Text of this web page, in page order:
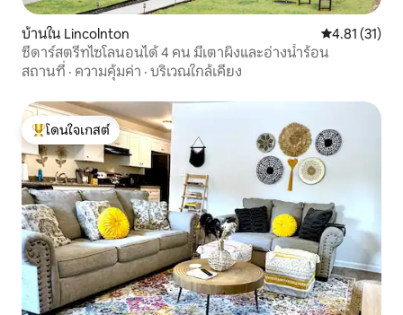
บ้านใน Lincolnton คะแนนเฉลี่ย
4.81 (31)
ซีดาร์สตรีทไซโลนอนได้ 4 คน มีเตาผิงและอ่างน้ำร้อน
สถานที่ · ความคุ้มค่า · บริเวณใกล้เคียง
โดนใจเกสต์ที่สุด
โดนใจเกสต์